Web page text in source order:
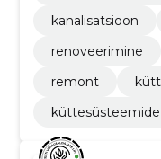
kanalisatsioon
renoveerimine
remont